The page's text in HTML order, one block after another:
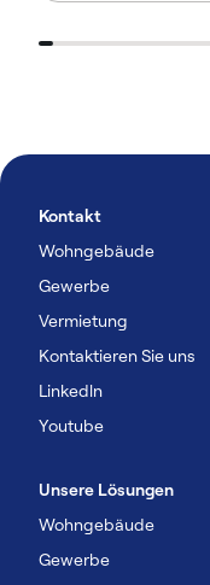
Kontakt
Wohngebäude
Gewerbe
Vermietung
Kontaktieren Sie uns
Linkedln
Youtube
Unsere Lösungen
Wohngebäude
Gewerbe